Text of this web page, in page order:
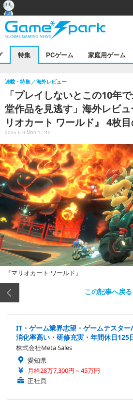
特集 PCゲーム 家庭用ゲーム
「プレイしないとこの10年
堂作品を見逃す」海外レビ
リオカート ワールド』 4枚
連載・特集 海外レビュー
2025.6.9 Mon 17:45
『マリオカート ワールド』
この記事へ戻る
IT・ゲーム業界志望・ゲームテスタ
消化率高い・研修充実・年間休日125
株式会社Meta Sales
愛知県
月給28万7,300円～45万円
正社員